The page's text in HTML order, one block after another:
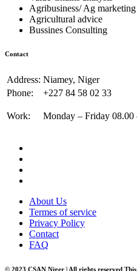
Agribusiness/ Ag marketing
Agricultural advice
Bussines Consulting
Contact
Address: Niamey, Niger
Phone:
+227 84 58 02 33
Work: Monday – Friday 08.00
About Us
Termes of service
Privacy Policy
Contact
FAQ
© 2023 CSAN Niger | All rights reserved